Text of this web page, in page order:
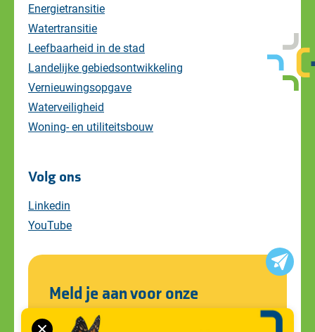
Energietransitie
Watertransitie
Leefbaarheid in de stad
Landelijke gebiedsontwikkeling
Vernieuwingsopgave
Waterveiligheid
Woning- en utiliteitsbouw
Volg ons
Linkedin
YouTube
Meld je aan voor onze
nieuwsbrief